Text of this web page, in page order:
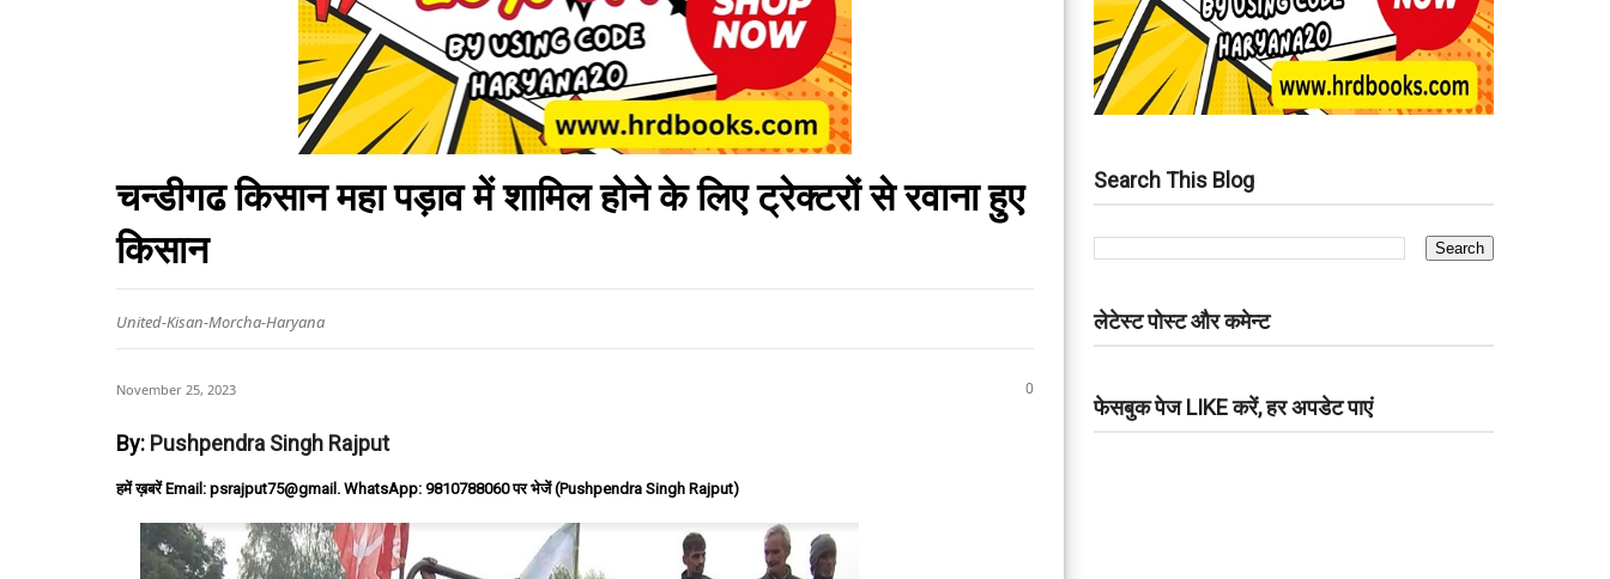
चन्डीगढ किसान महा पड़ाव में शामिल होने के लिए ट्रेक्टरों से रवाना हुए
किसान
United-Kisan-Morcha-Haryana
November 25, 2023 0
By: Pushpendra Singh Rajput
हमें ख़बरें Email: psrajput75@gmail. WhatsApp: 9810788060 पर भेजें (Pushpendra Singh Rajput)
Search This Blog
लेटेस्ट पोस्ट और कमेन्ट
फेसबुक पेज LIKE करें, हर अपडेट पाएं